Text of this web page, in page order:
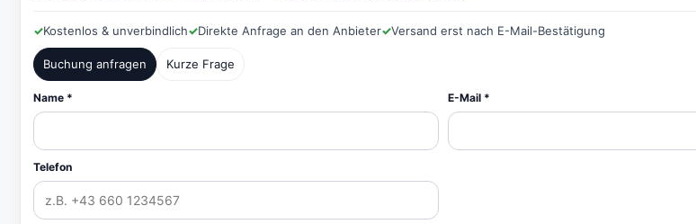
✓Kostenlos & unverbindlich✓Direkte Anfrage an den Anbieter✓Versand erst nach E-Mail-Bestätigung
Buchung anfragen Kurze Frage
Name * E-Mail *
Telefon